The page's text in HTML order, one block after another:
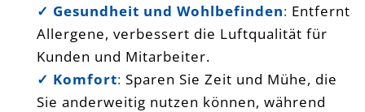
✓ Gesundheit und Wohlbefinden: Entfernt
Allergene, verbessert die Luftqualität für
Kunden und Mitarbeiter.
✓ Komfort: Sparen Sie Zeit und Mühe, die
Sie anderweitig nutzen können, während